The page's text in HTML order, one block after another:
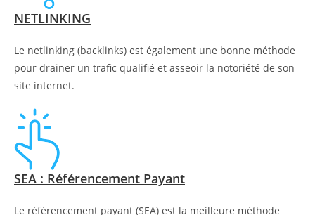
NETLINKING
Le netlinking (backlinks) est également une bonne méthode
pour drainer un trafic qualifié et asseoir la notoriété de son
site internet.
SEA : Référencement Payant
Le référencement payant (SEA) est la meilleure méthode